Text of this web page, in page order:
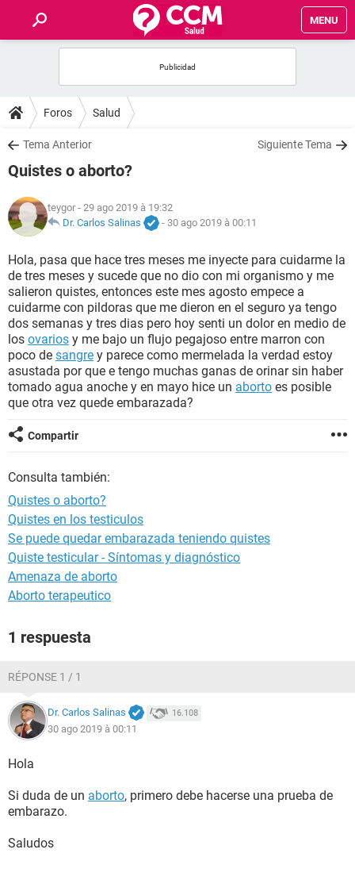
MENU
FORUMS
SALUD
FAMILIA
NUTRICIÓN
BIENESTAR
SEXUALIDAD
GLOSARIO
Foros Salud
Tema Anterior Siguiente Tema
Quistes o aborto?
teygor - 29 ago 2019 à 19:32
Dr. Carlos Salinas
- 30 ago 2019 à 00:11
Hola, pasa que hace tres meses me inyecte para cuidarme la
de tres meses y sucede que no dio con mi organismo y me
salieron quistes, entonces este mes agosto empece a
cuidarme con pildoras que me dieron en el seguro ya tengo
dos semanas y tres dias pero hoy senti un dolor en medio de
los ovarios y me bajo un flujo pegajoso entre marron con
poco de sangre y parece como mermelada la verdad estoy
asustada por que e tengo muchas ganas de orinar sin haber
tomado agua anoche y en mayo hice un aborto es posible
que otra vez quede embarazada?
Compartir
Consulta también:
Quistes o aborto?
Quistes en los testiculos
Se puede quedar embarazada teniendo quistes
Quiste testicular - Síntomas y diagnóstico
Amenaza de aborto
Aborto terapeutico
1 respuesta
RÉPONSE 1 / 1
Dr. Carlos Salinas 16.108
30 ago 2019 à 00:11
Hola
Si duda de un aborto, primero debe hacerse una prueba de
embarazo.
Saludos